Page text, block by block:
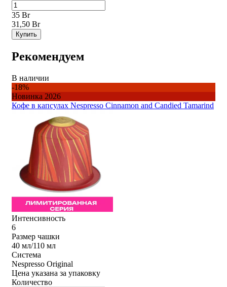
35 Br
31,50 Br
Купить
Рекомендуем
В наличии
-18%
Новинка 2026
Кофе в капсулах Nespresso Cinnamon and Candied Tamarind
Интенсивность
6
Размер чашки
40 мл/110 мл
Система
Nespresso Original
Цена указана за упаковку
Количество